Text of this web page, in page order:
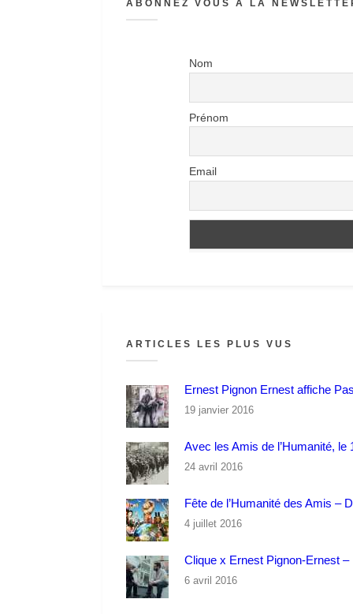
ABONNEZ VOUS À LA
Nom
Prénom
Email
ARTICLES LES PLUS VUS
Ernest Pignon Ernest affiche
19 janvier 2016
Avec les Amis de l’Humanité, le
24 avril 2016
Fête de l’Humanité des Amis –
4 juillet 2016
Clique x Ernest Pignon-Ernest
6 avril 2016